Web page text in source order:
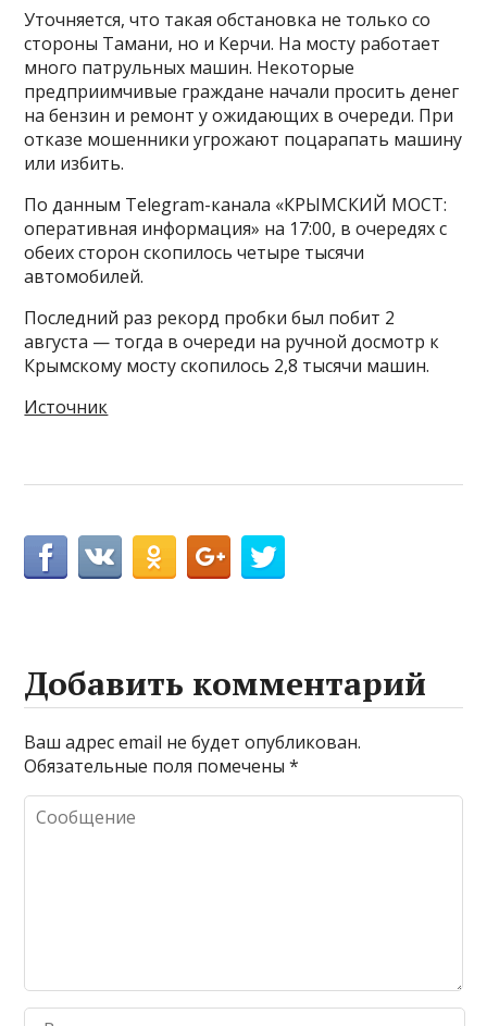
Уточняется, что такая обстановка не только со
стороны Тамани, но и Керчи. На мосту работает
много патрульных машин. Некоторые
предприимчивые граждане начали просить денег
на бензин и ремонт у ожидающих в очереди. При
отказе мошенники угрожают поцарапать машину
или избить.
По данным Telegram-канала «КРЫМСКИЙ МОСТ:
оперативная информация» на 17:00, в очередях с
обеих сторон скопилось четыре тысячи
автомобилей.
Последний раз рекорд пробки был побит 2
августа — тогда в очереди на ручной досмотр к
Крымскому мосту скопилось 2,8 тысячи машин.
Источник
Добавить комментарий
Ваш адрес email не будет опубликован.
Обязательные поля помечены*